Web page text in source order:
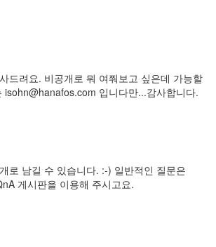
드려요. 비공개로 뭐 여쭤보고 싶은데 가능할
isohn@hanafos.com 입니다만...감사합니다.
로 남길 수 있습니다. :-) 일반적인 질문은
게시판을 이용해 주시고요.